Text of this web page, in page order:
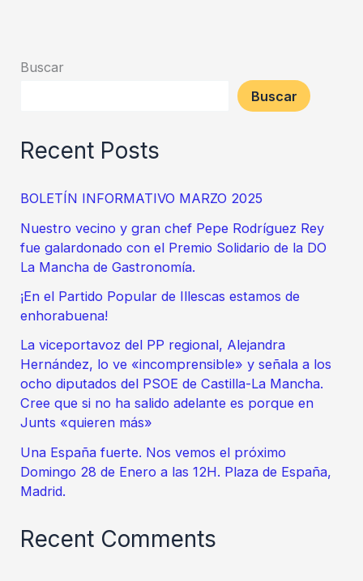
Buscar
Buscar
Recent Posts
BOLETÍN INFORMATIVO MARZO 2025
Nuestro vecino y gran chef Pepe Rodríguez Rey
fue galardonado con el Premio Solidario de la DO
La Mancha de Gastronomía.
¡En el Partido Popular de Illescas estamos de
enhorabuena!
La viceportavoz del PP regional, Alejandra
Hernández, lo ve «incomprensible» y señala a los
ocho diputados del PSOE de Castilla-La Mancha.
Cree que si no ha salido adelante es porque en
Junts «quieren más»
Una España fuerte. Nos vemos el próximo
Domingo 28 de Enero a las 12H. Plaza de España,
Madrid.
Recent Comments